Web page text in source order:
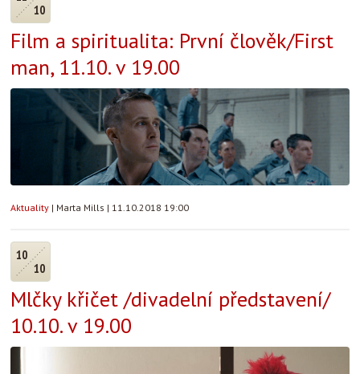
10
Film a spiritualita: První člověk/First
man, 11.10. v 19.00
Aktuality | Marta Mills | 11.10.2018 19:00
10
10
Mlčky křičet /divadelní představení/
10.10. v 19.00